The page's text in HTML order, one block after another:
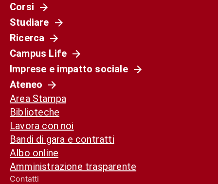
Corsi
Studiare
Ricerca
Campus Life
Imprese e impatto sociale
Ateneo
Area Stampa
Biblioteche
Lavora con noi
Bandi di gara e contratti
Albo online
Amministrazione trasparente
Contatti